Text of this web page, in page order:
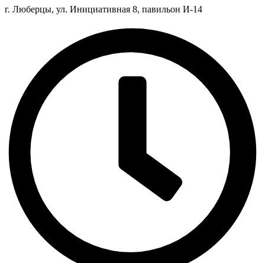
г. Люберцы, ул. Инициативная 8, павильон И-14